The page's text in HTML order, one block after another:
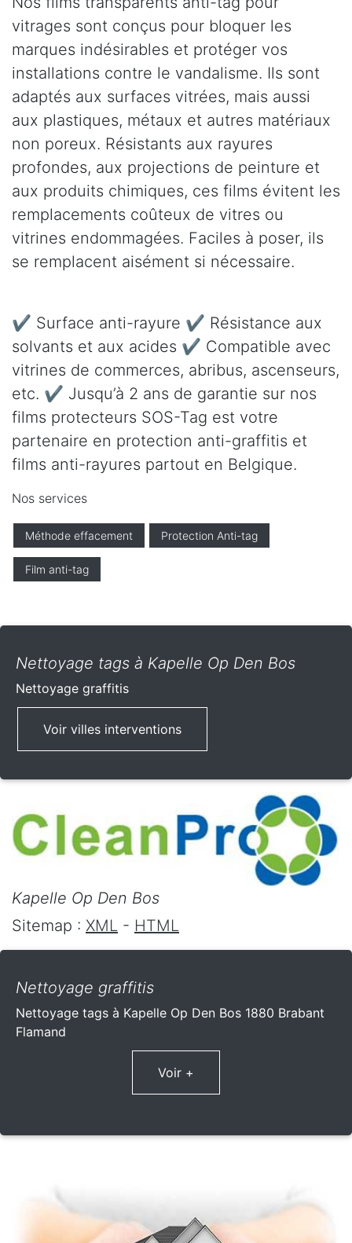
vitrages sont conçus pour bloquer les
marques indésirables et protéger vos
installations contre le vandalisme. Ils sont
adaptés aux surfaces vitrées, mais aussi
aux plastiques, métaux et autres matériaux
non poreux. Résistants aux rayures
profondes, aux projections de peinture et
aux produits chimiques, ces films évitent les
remplacements coûteux de vitres ou
vitrines endommagées. Faciles à poser, ils
se remplacent aisément si nécessaire.
✔ Surface anti-rayure ✔ Résistance aux
solvants et aux acides ✔ Compatible avec
vitrines de commerces, abribus, ascenseurs,
etc. ✔ Jusqu’à 2 ans de garantie sur nos
films protecteurs SOS-Tag est votre
partenaire en protection anti-graffitis et
films anti-rayures partout en Belgique.
Nos services
Méthode effacement Protection Anti-tag
Film anti-tag
Nettoyage tags à Kapelle Op Den Bos
Nettoyage graffitis
Voir villes interventions
Kapelle Op Den Bos
Sitemap : XML - HTML
Nettoyage graffitis
Nettoyage tags à Kapelle Op Den Bos 1880 Brabant
Flamand
Voir +